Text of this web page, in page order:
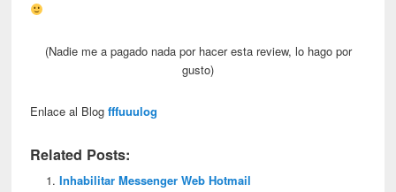
(Nadie me a pagado nada por hacer esta review, lo hago por
gusto)
Enlace al Blogfffuuulog
Related Posts:
Inhabilitar Messenger Web Hotmail